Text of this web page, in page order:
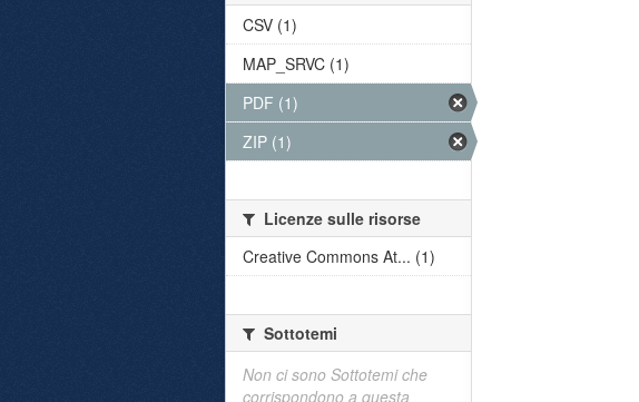
CSV (1)
MAP_SRVC (1)
PDF (1)
ZIP (1)
Licenze sulle risorse
Creative Commons At... (1)
Sottotemi
Non ci sono Sottotemi che
corrispondono a questa